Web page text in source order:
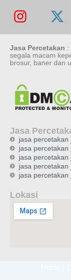
Jasa Percetakan :
segala macam
brosur, baner dan
Jasa
jasa percetakan
jasa percetakan
jasa percetakan
jasa percetakan
jasa percetakan
Lokasi